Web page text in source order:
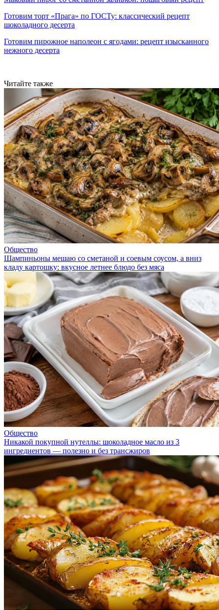
Готовим торт «Прага» по ГОСТу: классический рецепт
шоколадного десерта
Готовим пирожное наполеон с ягодами: рецепт изысканного
нежного десерта
Читайте также
Общество
Шампиньоны мешаю со сметаной и соевым соусом, а вниз
кладу картошку: вкусное летнее блюдо без мяса
Общество
Никакой покупной нутеллы: шоколадное масло из 3
ингредиентов — полезно и без трансжиров